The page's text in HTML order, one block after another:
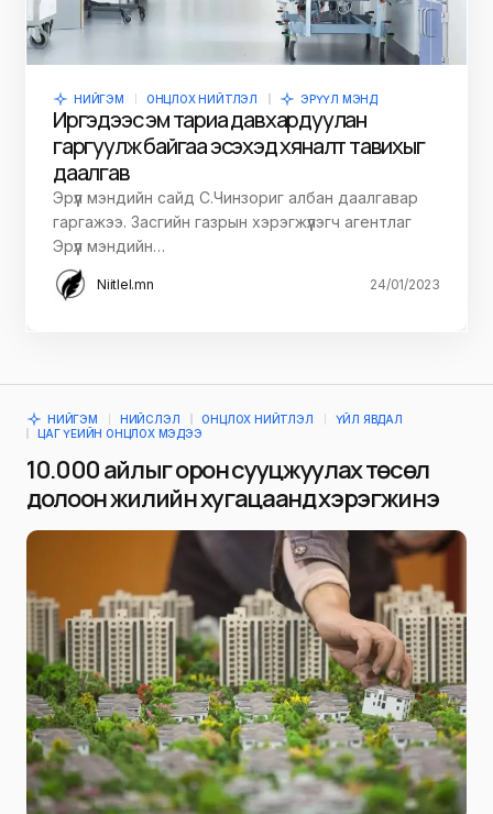
НИЙГЭМ ОНЦЛОХ НИЙТЛЭЛ ЭРҮҮЛ МЭНД
Иргэдээс эм тариа давхардуулан
гаргуулж байгаа эсэхэд хяналт тавихыг
даалгав
Эрүүл мэндийн сайд С.Чинзориг албан даалгавар
гаргажээ. Засгийн газрын хэрэгжүүлэгч агентлаг
Эрүүл мэндийн…
Niitlel.mn 24/01/2023
НИЙГЭМ НИЙСЛЭЛ ОНЦЛОХ НИЙТЛЭЛ
ҮЙЛ ЯВДАЛ
ЦАГ ҮЕИЙН ОНЦЛОХ МЭДЭЭ
10.000 айлыг орон сууцжуулах төсөл
долоон жилийн хугацаанд хэрэгжинэ